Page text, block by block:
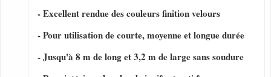
- Excellent rendue des couleurs finition velours
- Pour utilisation de courte, moyenne et longue durée
- Jusqu'à 8 m de long et 3,2 m de large sans soudure